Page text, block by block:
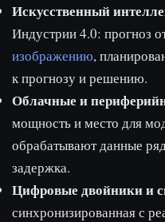
Искусственный
Индустрии 4.0: прогноз
изображению,
к прогнозу и решению.
Облачные и
мощность и место для
обрабатывают данные
задержка.
Цифровые двойники и
синхронизированная с